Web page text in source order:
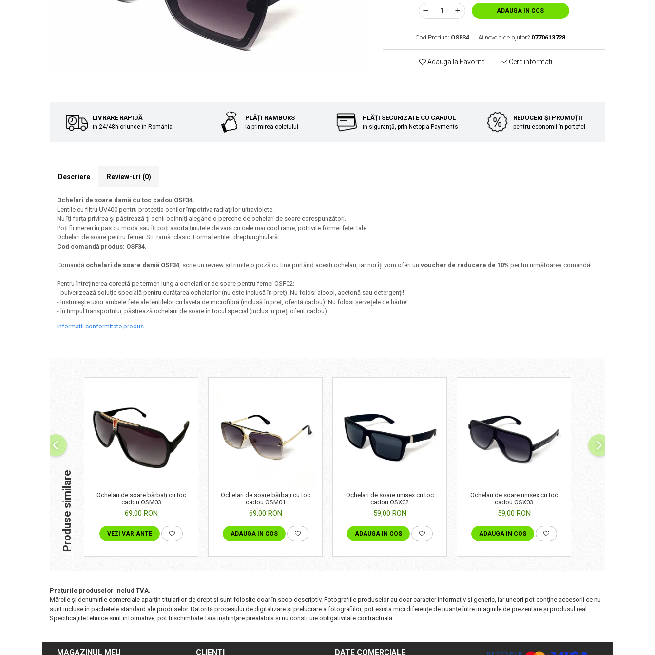
Produse de cult religios
ADAUGA IN COS
Cod Produs: OSF34 Ai nevoie de ajutor? 0770613728
Adauga la Favorite Cere informatii
LIVRARE RAPIDĂ
în 24/48h oriunde în România
PLĂȚI RAMBURS
la primirea coletului
PLĂȚI SECURIZATE CU CARDUL
în siguranță, prin Netopia Payments
REDUCERI ȘI PROMOȚII
pentru economii în portofel
Descriere Review-uri (0)
Ochelari de soare damă cu toc cadou OSF34.
Lentile cu filtru UV400 pentru protecția ochilor împotriva radiațiilor ultraviolete.
Nu îți forța privirea și păstrează-ți ochii odihniți alegând o pereche de ochelari de soare corespunzători.
Poți fii mereu în pas cu moda sau îți poți asorta ținutele de vară cu cele mai cool rame, potrivite formei feței tale.
Ochelari de soare pentru femei. Stil ramă: clasic. Forma lentilei: dreptunghiulară.
Cod comandă produs: OSF34.
Comandă ochelari de soare damă OSF34, scrie un review si trimite o poză cu tine purtând acești ochelari, iar noi îți vom oferi un voucher de reducere de 10% pentru următoarea comandă!
Pentru întreținerea corectă pe termen lung a ochelarilor de soare pentru femei OSF02:
- pulverizează soluție specială pentru curățarea ochelarilor (nu este inclusă în preț). Nu folosi alcool, acetonă sau detergenți!
- lustruiește ușor ambele fețe ale lentilelor cu laveta de microfibră (inclusă în preț, oferită cadou). Nu folosi șervețele de hârtie!
- în timpul transportului, păstrează ochelarii de soare în tocul special (inclus in preț, oferit cadou).
Informatii conformitate produs
Produse similare
Ochelari de soare bărbați cu toc
cadou OSM03
69,00 RON
VEZI VARIANTE
Ochelari de soare bărbați cu toc
cadou OSM01
69,00 RON
ADAUGA IN COS
Ochelari de soare unisex cu toc
cadou OSX02
59,00 RON
ADAUGA IN COS
Ochelari de soare unisex cu toc
cadou OSX03
59,00 RON
ADAUGA IN COS
Prețurile produselor includ TVA.
Mărcile și denumirile comerciale aparțin titularilor de drept şi sunt folosite doar în scop descriptiv. Fotografiile produselor au doar caracter informativ şi generic, iar uneori pot conţine accesorii ce nu
sunt incluse în pachetele standard ale produselor. Datorită procesului de digitalizare și prelucrare a fotografiilor, pot exista mici diferențe de nuanțe între imaginile de prezentare și produsul real.
Specificaţiile tehnice sunt informative, pot fi schimbate fără înştiinţare prealabilă şi nu constituie obligativitate contractuală.
MAGAZINUL MEU CLIENTI DATE COMERCIALE